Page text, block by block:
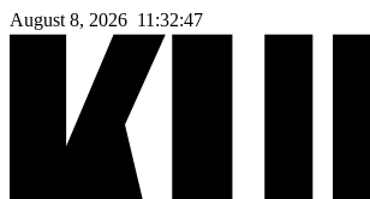
August 8, 2026 11 :32:49